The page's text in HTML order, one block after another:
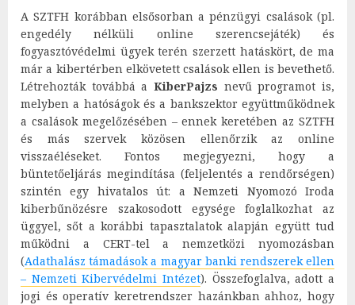
A SZTFH korábban elsősorban a pénzügyi csalások (pl.
engedély nélküli online szerencsejáték) és
fogyasztóvédelmi ügyek terén szerzett hatáskört, de ma
már a kibertérben elkövetett csalások ellen is bevethető.
Létrehozták továbbá a KiberPajzs nevű programot is,
melyben a hatóságok és a bankszektor együttműködnek
a csalások megelőzésében – ennek keretében az SZTFH
és más szervek közösen ellenőrzik az online
visszaéléseket. Fontos megjegyezni, hogy a
büntetőeljárás megindítása (feljelentés a rendőrségen)
szintén egy hivatalos út: a Nemzeti Nyomozó Iroda
kiberbűnözésre szakosodott egysége foglalkozhat az
üggyel, sőt a korábbi tapasztalatok alapján együtt tud
működni a CERT-tel a nemzetközi nyomozásban
(Adathalász támadások a magyar banki rendszerek ellen
– Nemzeti Kibervédelmi Intézet). Összefoglalva, adott a
jogi és operatív keretrendszer hazánkban ahhoz, hogy